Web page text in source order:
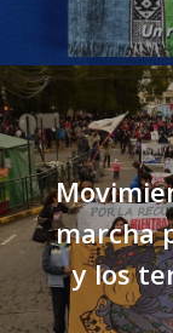
marcha
y los